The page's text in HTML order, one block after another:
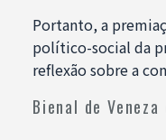
Portanto, a
político-social da
reflexão sobre a
Bienal de